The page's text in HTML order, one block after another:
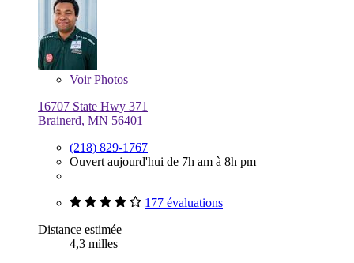
VoirPhotos
16707 State Hwy 371
Brainerd, MN 56401
(218) 829-1767
Ouvert aujourd'hui de 7h am à 8h pm
177 évaluations
Distance estimée
4,3 milles